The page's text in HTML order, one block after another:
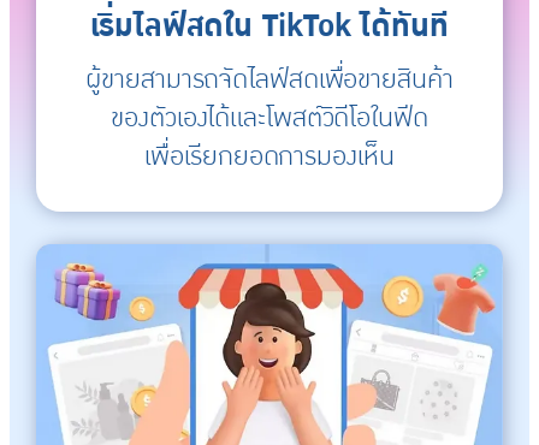
เริ่มไลฟ์สดใน TikTok ได้ทันที
ผู้ขายสามารถจัดไลฟ์สดเพื่อขายสินค้า
ของตัวเองได้และโพสต์วิดีโอในฟีด
เพื่อเรียกยอดการมองเห็น